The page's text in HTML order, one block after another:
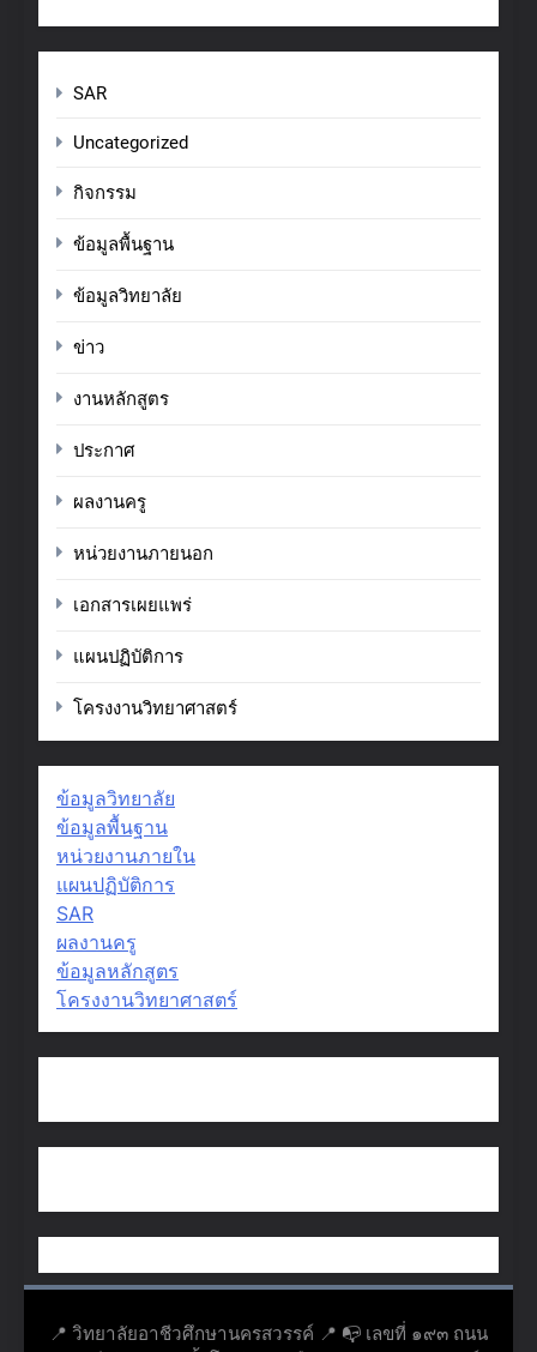
SAR
Uncategorized
กิจกรรม
ข้อมูลพื้นฐาน
ข้อมูลวิทยาลัย
ข่าว
งานหลักสูตร
ประกาศ
ผลงานครู
หน่วยงานภายนอก
เอกสารเผยแพร่
แผนปฏิบัติการ
โครงงานวิทยาศาสตร์
ข้อมูลวิทยาลัย
ข้อมูลพื้นฐาน
หน่วยงานภายใน
แผนปฏิบัติการ
SAR
ผลงานครู
ข้อมูลหลักสูตร
โครงงานวิทยาศาสตร์
📍 วิทยาลัยอาชีวศึกษานครสวรรค์ 📍 📭 เลขที่ ๑๙๓ ถนน